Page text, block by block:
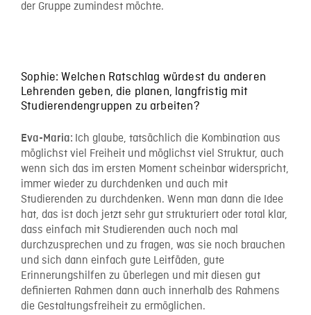
der Gruppe zumindest möchte.
Sophie: Welchen Ratschlag würdest du anderen
Lehrenden geben, die planen, langfristig mit
Studierendengruppen zu arbeiten?
Eva-Maria: Ich glaube, tatsächlich die Kombination aus
möglichst viel Freiheit und möglichst viel Struktur, auch
wenn sich das im ersten Moment scheinbar widerspricht,
immer wieder zu durchdenken und auch mit
Studierenden zu durchdenken. Wenn man dann die Idee
hat, das ist doch jetzt sehr gut strukturiert oder total klar,
dass einfach mit Studierenden auch noch mal
durchzusprechen und zu fragen, was sie noch brauchen
und sich dann einfach gute Leitfäden, gute
Erinnerungshilfen zu überlegen und mit diesen gut
definierten Rahmen dann auch innerhalb des Rahmens
die Gestaltungsfreiheit zu ermöglichen.